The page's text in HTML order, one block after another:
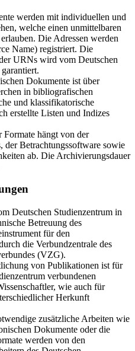
werden mit individuellen und
welche einen unmittelbaren
Die Adressen werden
Name) registriert. Die
URNs wird vom Deutschen
Dokumente ist über
in bibliografischen
und klassifikatorische
erstellte Listen und Indizes
hängt von der
der Betrachtungssoftware sowie
ab. Die Archivierungsdauer
Deutschen Studienzentrum in
Betreuung des
für den
die Verbundzentrale des
(VZG).
von Publikationen ist für
verbundenen
wie auch für
Herkunft
zusätzliche Arbeiten wie
Dokumente oder die
werden von den